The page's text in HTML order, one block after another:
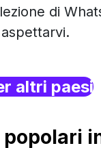
di
altri paesi